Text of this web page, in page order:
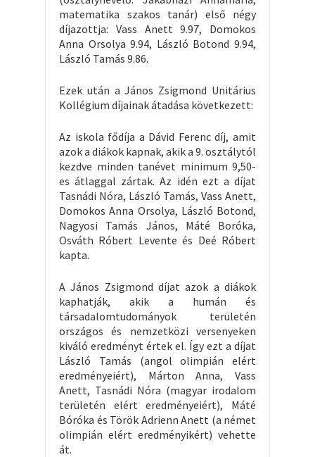
matematika szakos tanár) első négy
díjazottja: Vass Anett 9.97, Domokos
Anna Orsolya 9.94, László Botond 9.94,
László Tamás 9.86.
Ezek után a János Zsigmond Unitárius
Kollégium díjainak átadása következett:
Az iskola fődíja a Dávid Ferenc díj, amit
azok a diákok kapnak, akik a 9. osztálytól
kezdve minden tanévet minimum 9,50-
es átlaggal zártak. Az idén ezt a díjat
Tasnádi Nóra, László Tamás, Vass Anett,
Domokos Anna Orsolya, László Botond,
Nagyosi Tamás János, Máté Boróka,
Osváth Róbert Levente és Deé Róbert
kapta.
A János Zsigmond díjat azok a diákok
kaphatják, akik a humán és
társadalomtudományok területén
országos és nemzetközi versenyeken
kiváló eredményt értek el. Így ezt a díjat
László Tamás (angol olimpián elért
eredményeiért), Márton Anna, Vass
Anett, Tasnádi Nóra (magyar irodalom
területén elért eredményeiért), Máté
Bóróka és Török Adrienn Anett (a német
olimpián elért eredményikért) vehette
át.